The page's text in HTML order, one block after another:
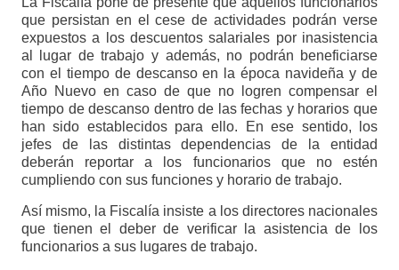
que persistan en el cese de actividades podrán verse
expuestos a los descuentos salariales por inasistencia
al lugar de trabajo y además, no podrán beneficiarse
con el tiempo de descanso en la época navideña y de
Año Nuevo en caso de que no logren compensar el
tiempo de descanso dentro de las fechas y horarios que
han sido establecidos para ello. En ese sentido, los
jefes de las distintas dependencias de la entidad
deberán reportar a los funcionarios que no estén
cumpliendo con sus funciones y horario de trabajo.
Así mismo, la Fiscalía insiste a los directores nacionales
que tienen el deber de verificar la asistencia de los
funcionarios a sus lugares de trabajo.